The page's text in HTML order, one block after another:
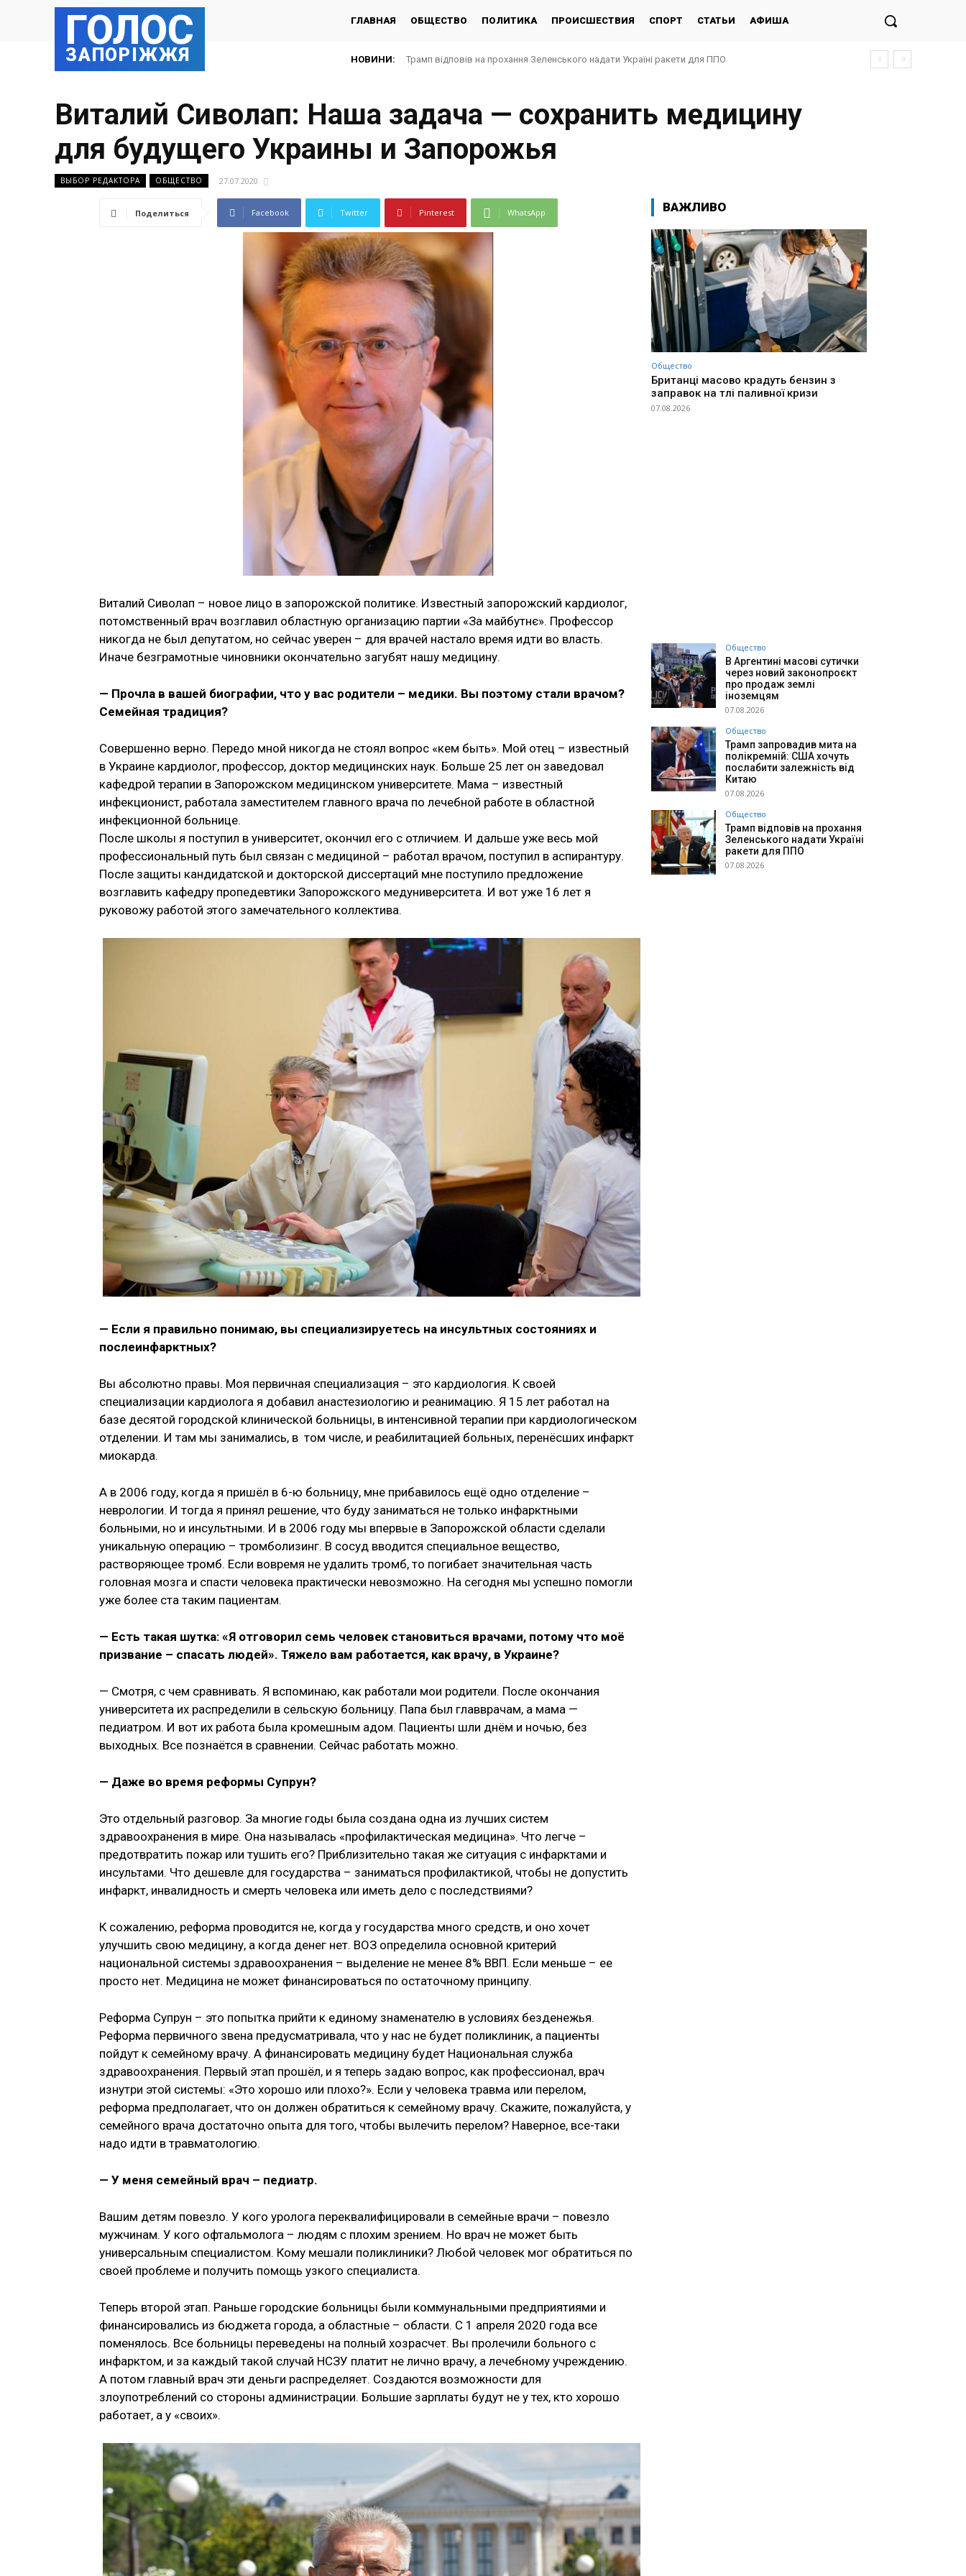
ГОЛОС
ЗАПОРІЖЖЯ
ГЛАВНАЯ ОБЩЕСТВО ПОЛИТИКА ПРОИСШЕСТВИЯ СПОРТ СТАТЬИ АФИША
НОВИНИ: Зеленський доручив підготувати спеціальну санкційну операцію проти РФ
Виталий Сиволап: Наша задача — сохранить медицину
для будущего Украины и Запорожья
ВЫБОР РЕДАКТОРА ОБЩЕСТВО 27.07.2020
Поделиться Facebook Twitter Pinterest WhatsApp
Виталий Сиволап – новое лицо в запорожской политике. Известный запорожский кардиолог,
потомственный врач возглавил областную организацию партии «За майбутнє». Профессор
никогда не был депутатом, но сейчас уверен – для врачей настало время идти во власть.
Иначе безграмотные чиновники окончательно загубят нашу медицину.
— Прочла в вашей биографии, что у вас родители – медики. Вы поэтому стали врачом?
Семейная традиция?
Совершенно верно. Передо мной никогда не стоял вопрос «кем быть». Мой отец – известный
в Украине кардиолог, профессор, доктор медицинских наук. Больше 25 лет он заведовал
кафедрой терапии в Запорожском медицинском университете. Мама – известный
инфекционист, работала заместителем главного врача по лечебной работе в областной
инфекционной больнице.
После школы я поступил в университет, окончил его с отличием. И дальше уже весь мой
профессиональный путь был связан с медициной – работал врачом, поступил в аспирантуру.
После защиты кандидатской и докторской диссертаций мне поступило предложение
возглавить кафедру пропедевтики Запорожского медуниверситета. И вот уже 16 лет я
руковожу работой этого замечательного коллектива.
— Если я правильно понимаю, вы специализируетесь на инсультных состояниях и
послеинфарктных?
Вы абсолютно правы. Моя первичная специализация – это кардиология. К своей
специализации кардиолога я добавил анастезиологию и реанимацию. Я 15 лет работал на
базе десятой городской клинической больницы, в интенсивной терапии при кардиологическом
отделении. И там мы занимались, в том числе, и реабилитацией больных, перенёсших инфаркт
миокарда.
А в 2006 году, когда я пришёл в 6-ю больницу, мне прибавилось ещё одно отделение –
неврологии. И тогда я принял решение, что буду заниматься не только инфарктными
больными, но и инсультными. И в 2006 году мы впервые в Запорожской области сделали
уникальную операцию – тромболизинг. В сосуд вводится специальное вещество,
растворяющее тромб. Если вовремя не удалить тромб, то погибает значительная часть
головная мозга и спасти человека практически невозможно. На сегодня мы успешно помогли
уже более ста таким пациентам.
— Есть такая шутка: «Я отговорил семь человек становиться врачами, потому что моё
призвание – спасать людей». Тяжело вам работается, как врачу, в Украине?
— Смотря, с чем сравнивать. Я вспоминаю, как работали мои родители. После окончания
университета их распределили в сельскую больницу. Папа был главврачам, а мама —
педиатром. И вот их работа была кромешным адом. Пациенты шли днём и ночью, без
выходных. Все познаётся в сравнении. Сейчас работать можно.
— Даже во время реформы Супрун?
Это отдельный разговор. За многие годы была создана одна из лучших систем
здравоохранения в мире. Она называлась «профилактическая медицина». Что легче –
предотвратить пожар или тушить его? Приблизительно такая же ситуация с инфарктами и
инсультами. Что дешевле для государства – заниматься профилактикой, чтобы не допустить
инфаркт, инвалидность и смерть человека или иметь дело с последствиями?
К сожалению, реформа проводится не, когда у государства много средств, и оно хочет
улучшить свою медицину, а когда денег нет. ВОЗ определила основной критерий
национальной системы здравоохранения – выделение не менее 8% ВВП. Если меньше – ее
просто нет. Медицина не может финансироваться по остаточному принципу.
Реформа Супрун – это попытка прийти к единому знаменателю в условиях безденежья.
Реформа первичного звена предусматривала, что у нас не будет поликлиник, а пациенты
пойдут к семейному врачу. А финансировать медицину будет Национальная служба
здравоохранения. Первый этап прошёл, и я теперь задаю вопрос, как профессионал, врач
изнутри этой системы: «Это хорошо или плохо?». Если у человека травма или перелом,
реформа предполагает, что он должен обратиться к семейному врачу. Скажите, пожалуйста, у
семейного врача достаточно опыта для того, чтобы вылечить перелом? Наверное, все-таки
надо идти в травматологию.
— У меня семейный врач – педиатр.
Вашим детям повезло. У кого уролога переквалифицировали в семейные врачи – повезло
мужчинам. У кого офтальмолога – людям с плохим зрением. Но врач не может быть
универсальным специалистом. Кому мешали поликлиники? Любой человек мог обратиться по
своей проблеме и получить помощь узкого специалиста.
Теперь второй этап. Раньше городские больницы были коммунальными предприятиями и
финансировались из бюджета города, а областные – области. С 1 апреля 2020 года все
поменялось. Все больницы переведены на полный хозрасчет. Вы пролечили больного с
инфарктом, и за каждый такой случай НСЗУ платит не лично врачу, а лечебному учреждению.
А потом главный врач эти деньги распределяет. Создаются возможности для
злоупотреблений со стороны администрации. Большие зарплаты будут не у тех, кто хорошо
работает, а у «своих».
ВАЖЛИВО
Общество
Британці масово крадуть бензин з
заправок на тлі паливної кризи
07.08.2026
Общество
В Аргентині масові сутички
через новий законопроєкт
про продаж землі
іноземцям
07.08.2026
Общество
Трамп запровадив мита на
полікремній: США хочуть
послабити залежність від
Китаю
07.08.2026
Общество
Трамп відповів на прохання
Зеленського надати Україні
ракети для ППО
07.08.2026